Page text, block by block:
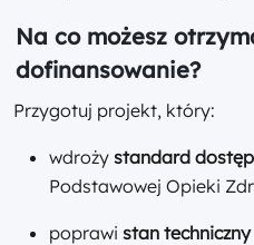
Na co możesz
dofinansowanie?
Przygotuj projekt, który:
wdroży standard
Podstawowej Opieki
poprawi stan techniczny